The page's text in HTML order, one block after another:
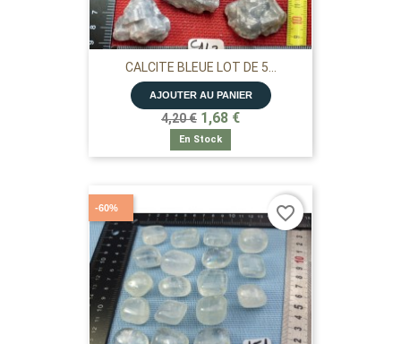
CALCITE BLEUE LOT DE 5...
AJOUTER AU PANIER
4,20 € 1,68 €
En Stock
-60% favorite_border